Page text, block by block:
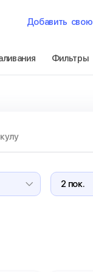
Добавить свою
Фильтры